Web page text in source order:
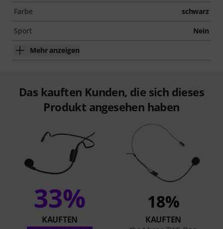
Farbe schwarz
Sport Nein
Mehr anzeigen
Das kauften Kunden, die sich dieses
Produkt angesehen haben
33%
KAUFTEN
18%
KAUFTEN